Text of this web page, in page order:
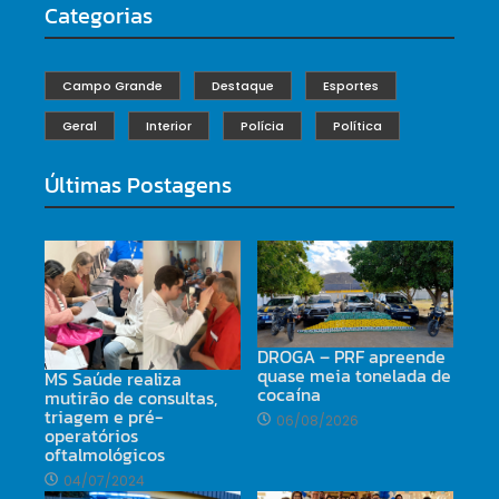
Categorias
Campo Grande Destaque Esportes
Geral Interior Polícia Política
Últimas Postagens
MS Saúde realiza
mutirão de consultas,
triagem e pré-
operatórios
oftalmológicos
04/07/2024
DROGA – PRF apreende
quase meia tonelada de
cocaína
06/08/2026